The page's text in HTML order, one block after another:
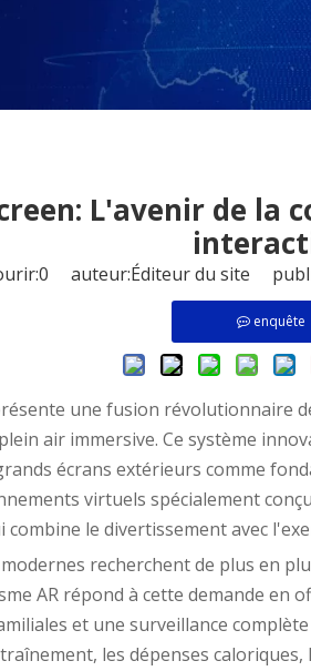
L'avenir de
0 auteur:Éditeur du site
enquête
une fusion révolutionnaire
air immersive. Ce système
écrans extérieurs comme
virtuels spécialement
le divertissement avec
recherchent de plus en
AR répond à cette demande
et une surveillance
les dépenses